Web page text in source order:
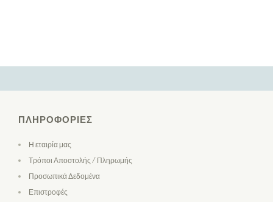
ΠΛΗΡΟΦΟΡΊΕΣ
Η εταιρία μας
Τρόποι Αποστολής / Πληρωμής
Προσωπικά Δεδομένα
Επιστροφές